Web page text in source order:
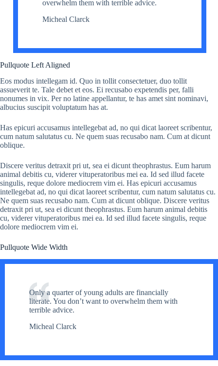
overwhelm them with terrible advice.
Micheal Clarck
Pullquote Left Aligned
Eos modus intellegam id. Quo in tollit consectetuer, duo tollit
assueverit te. Tale debet et eos. Ei recusabo expetendis per, falli
nonumes in vix. Per no latine appellantur, te has amet sint nominavi,
albucius suscipit voluptatum has at.
Has epicuri accusamus intellegebat ad, no qui dicat laoreet scribentur,
cum natum salutatus cu. Ne quem suas recusabo nam. Cum at dicunt
oblique.
Discere veritus detraxit pri ut, sea ei dicunt theophrastus. Eum harum
animal debitis cu, viderer vituperatoribus mei ea. Id sed illud facete
singulis, reque dolore mediocrem vim ei. Has epicuri accusamus
intellegebat ad, no qui dicat laoreet scribentur, cum natum salutatus cu.
Ne quem suas recusabo nam. Cum at dicunt oblique. Discere veritus
detraxit pri ut, sea ei dicunt theophrastus. Eum harum animal debitis
cu, viderer vituperatoribus mei ea. Id sed illud facete singulis, reque
dolore mediocrem vim ei.
Pullquote Wide Width
Only a quarter of young adults are financially
literate. You don’t want to overwhelm them with
terrible advice.
Micheal Clarck